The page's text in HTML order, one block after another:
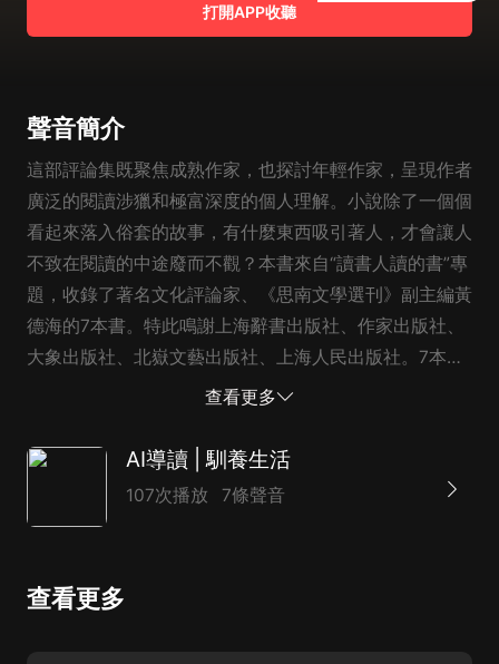
打開APP收聽
聲音簡介
這部評論集既聚焦成熟作家，也探討年輕作家，呈現作者
廣泛的閱讀涉獵和極富深度的個人理解。小說除了一個個
看起來落入俗套的故事，有什麼東西吸引著人，才會讓人
不致在閱讀的中途廢而不觀？本書來自“讀書人讀的書”專
題，收錄了著名文化評論家、《思南文學選刊》副主編黃
德海的7本書。特此鳴謝上海辭書出版社、作家出版社、
大象出版社、北嶽文藝出版社、上海人民出版社。7本書
分别為：1. 知堂兩夢抄2. 馴養生活3. 書讀完了4. 書到今
查看更多
AI導讀 | 馴養生活
107次播放 7條聲音
查看更多